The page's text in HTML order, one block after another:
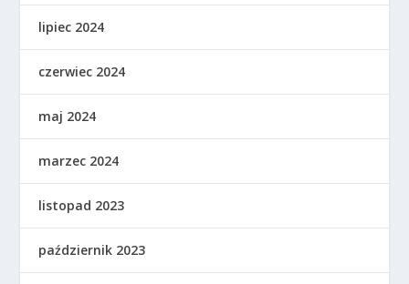
lipiec 2024
czerwiec 2024
maj 2024
marzec 2024
listopad 2023
październik 2023